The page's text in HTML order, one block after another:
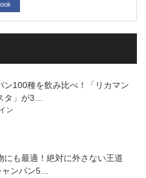
ン100種を飲み比べ！「リカマン
タ」が3…
ン
にも最適！絶対に外さない王道
ャンパン5…